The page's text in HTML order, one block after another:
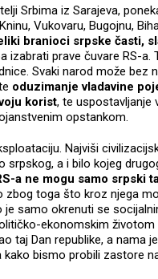
Srbima iz Sarajeva,
Vukovaru, Bugojnu,
branioci srpske časti,
izabrati prave čuvare RS-a.
Svaki narod može bez
oduzimanje vladavine
korist, te uspostavljanje
opstankom.
Najviši
a i bilo kojeg
a ne mogu samo srpski
zbog toga što kroz njega
je samo okrenuti se
ekonomskim životom
taj Dan republike, a nama
bismo probili zastore